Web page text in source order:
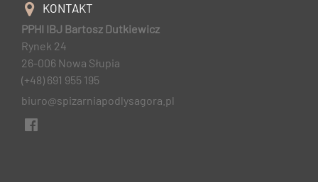
KONTAKT
PPHI IBJ Bartosz Dutkiewicz
Rynek 24
26-006 Nowa Słupia
(+48) 691 955 195
biuro@spizarniapodlysagora.pl